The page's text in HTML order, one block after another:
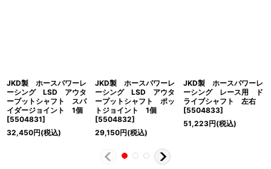
JKD製 ホースパワーレ
ーシング LSD アウタ
ープットシャフト スパ
イダージョイント 1個
[5504831]
32,450円(税込)
JKD製 ホースパワーレ
ーシング LSD アウタ
ープットシャフト ポッ
トジョイント 1個
[5504832]
29,150円(税込)
JKD製 ホースパワーレ
ーシング レース用 ド
ライブシャフト 左右
[5504833]
51,223円(税込)